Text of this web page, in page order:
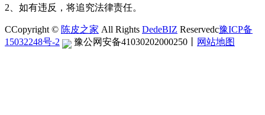
2、如有违反，将追究法律责任。
CCopyright © 陈皮之家 All Rights DedeBIZ Reservedc豫ICP备
15032248号-2
豫公网安备41030202000250 网站地图